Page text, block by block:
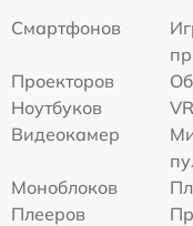
Смартфонов
Проекторов
Ноутбуков
Видеокамер
Моноблоков
Плееров